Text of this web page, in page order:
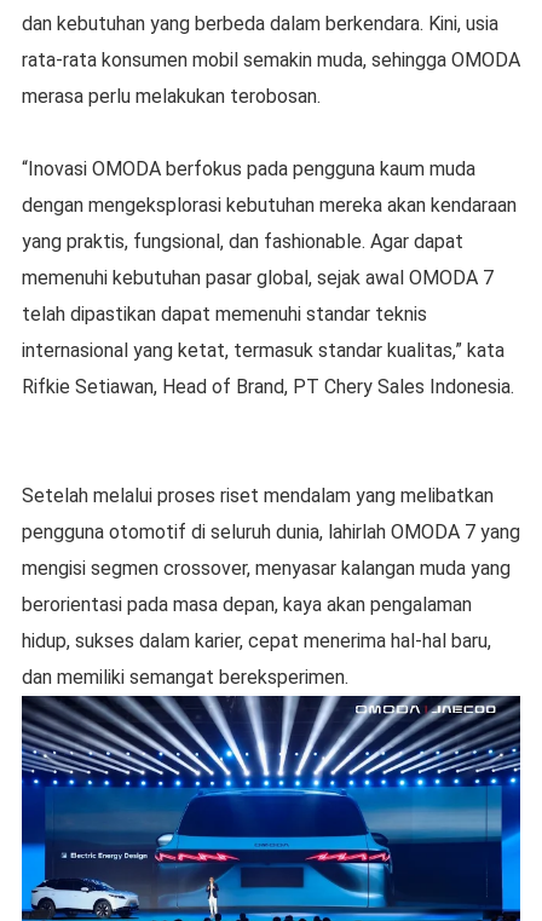
dan kebutuhan yang berbeda dalam berkendara. Kini, usia
rata-rata konsumen mobil semakin muda, sehingga OMODA
merasa perlu melakukan terobosan.
“Inovasi OMODA berfokus pada pengguna kaum muda
dengan mengeksplorasi kebutuhan mereka akan kendaraan
yang praktis, fungsional, dan fashionable. Agar dapat
memenuhi kebutuhan pasar global, sejak awal OMODA 7
telah dipastikan dapat memenuhi standar teknis
internasional yang ketat, termasuk standar kualitas,” kata
Rifkie Setiawan, Head of Brand, PT Chery Sales Indonesia.
Setelah melalui proses riset mendalam yang melibatkan
pengguna otomotif di seluruh dunia, lahirlah OMODA 7 yang
mengisi segmen crossover, menyasar kalangan muda yang
berorientasi pada masa depan, kaya akan pengalaman
hidup, sukses dalam karier, cepat menerima hal-hal baru,
dan memiliki semangat bereksperimen.